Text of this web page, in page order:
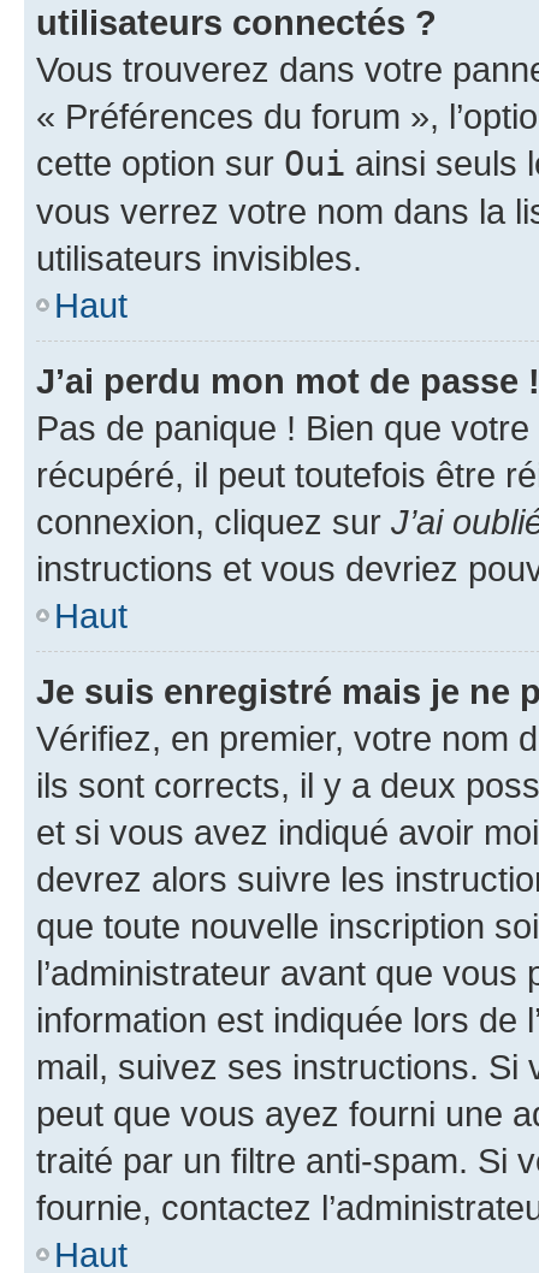
utilisateurs connectés ?
Vous trouverez dans votre
« Préférences du forum »,
cette option sur Oui ainsi seuls
vous verrez votre nom dans la
utilisateurs invisibles.
Haut
J’ai perdu mon mot de passe !
Pas de panique ! Bien que
récupéré, il peut toutefois être
connexion, cliquez sur J’ai
instructions et vous devriez
Haut
Je suis enregistré mais je ne
Vérifiez, en premier, votre nom
ils sont corrects, il y a deux
et si vous avez indiqué avoir
devrez alors suivre les
que toute nouvelle inscription
l’administrateur avant que
information est indiquée lors de
mail, suivez ses instructions. Si
peut que vous ayez fourni une
traité par un filtre anti-spam. Si
fournie, contactez
Haut